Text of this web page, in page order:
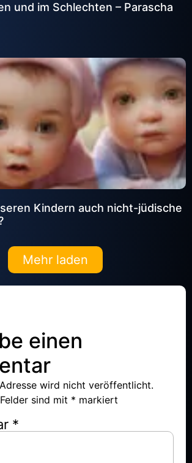
und im Schlechten – Parascha
Kindern auch nicht-jüdische
Mehr laden
einen
wird nicht veröffentlicht.
sind mit * markiert
*